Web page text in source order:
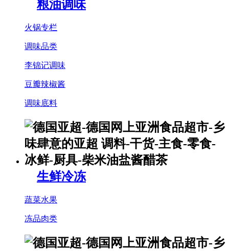
粮油调味
火锅专栏
调味品类
李锦记调味
豆瓣辣椒酱
调味底料
生鲜冷冻
蔬菜水果
冻品肉类